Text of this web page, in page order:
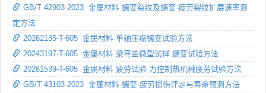
GB/T 42903-2023 金属材料 蠕变裂纹及蠕变-疲劳裂纹扩展速率测
定方法
20262135-T-605 金属材料 单轴压缩蠕变试验方法
20243197-T-605 金属材料 梁弯曲微型试样 蠕变试验方法
20261539-T-605 金属材料 疲劳试验 力控制热机械疲劳试验方法
GB/T 43103-2023 金属材料 蠕变-疲劳损伤评定与寿命预测方法